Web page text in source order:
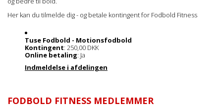
Her kan du tilmelde dig - og betale kontingent for Fodbold Fitness
Tuse Fodbold - Motionsfodbold
Kontingent: 250,00 DKK
Online betaling: Ja
Indmeldelse i afdelingen
FODBOLD FITNESS MEDLEMMER